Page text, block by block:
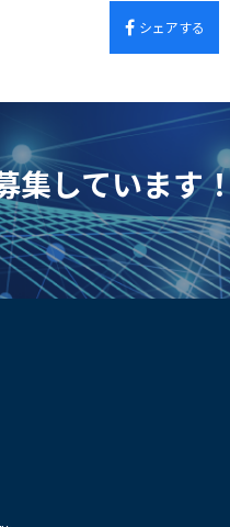
シェアする
集しています